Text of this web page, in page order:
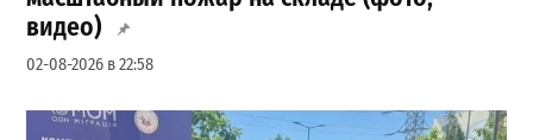
видео)
02-08-2026 в 22:58